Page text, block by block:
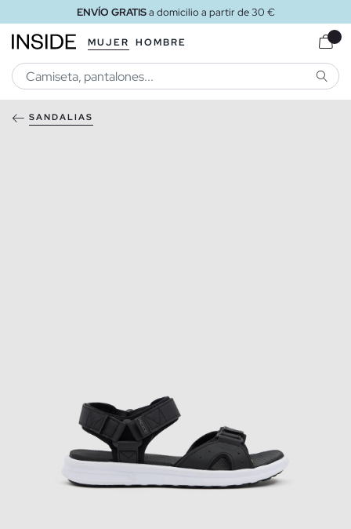
ENVÍO GRATISa domicilio a partir de 30 €
MUJER HOMBRE
SANDALIAS